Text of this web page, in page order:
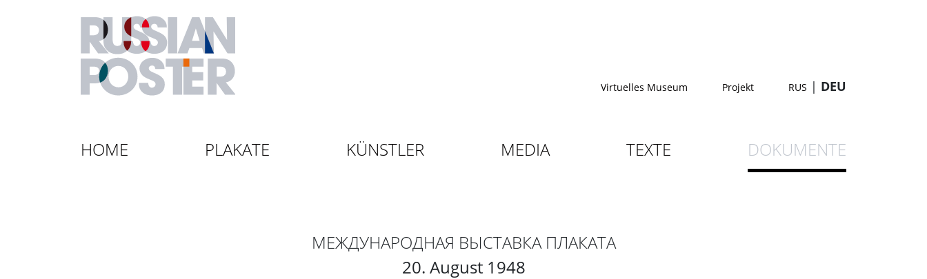
Virtuelles Museum Projekt RUS | DEU
HOME PLAKATE KÜNSTLER MEDIA TEXTE DOKUMENTE
МЕЖДУНАРОДНАЯ ВЫСТАВКА ПЛАКАТА
20. August 1948